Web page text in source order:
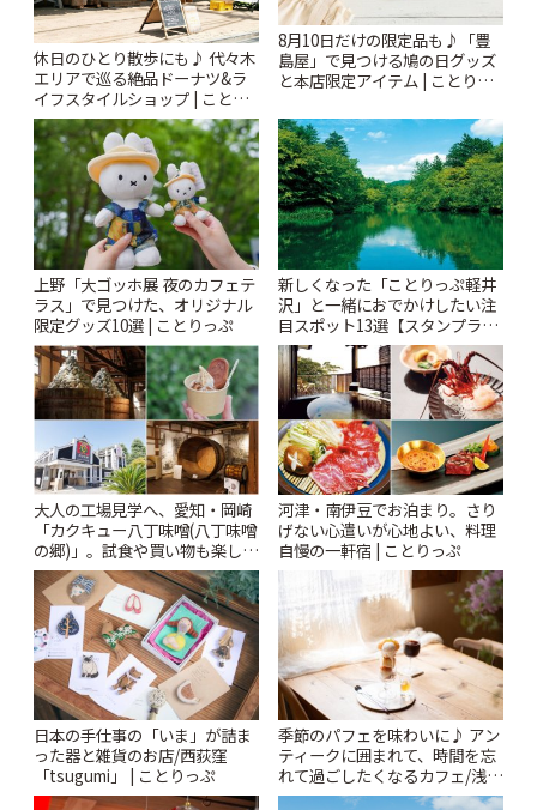
休日のひとり散歩にも♪ 代々木
エリアで巡る絶品ドーナツ&ラ
イフスタイルショップ | ことり
っぷ
8月10日だけの限定品も♪「豊
島屋」で見つける鳩の日グッズ
と本店限定アイテム | ことりっ
上野「大ゴッホ展 夜のカフェテ
ラス」で見つけた、オリジナル
限定グッズ10選 | ことりっぷ
新しくなった「ことりっぷ軽井
沢」と一緒におでかけしたい注
目スポット13選【スタンプラリ
ー開催中】 | ことりっぷ
大人の工場見学へ、愛知・岡崎
「カクキュー八丁味噌(八丁味噌
の郷)」。試食や買い物も楽しみ
♪ | ことりっぷ
河津・南伊豆でお泊まり。さり
げない心遣いが心地よい、料理
自慢の一軒宿 | ことりっぷ
日本の手仕事の「いま」が詰ま
った器と雑貨のお店/西荻窪
「tsugumi」 | ことりっぷ
季節のパフェを味わいに♪ アン
ティークに囲まれて、時間を忘
れて過ごしたくなるカフェ/浅草
「annorum cafe」 | ことりっぷ